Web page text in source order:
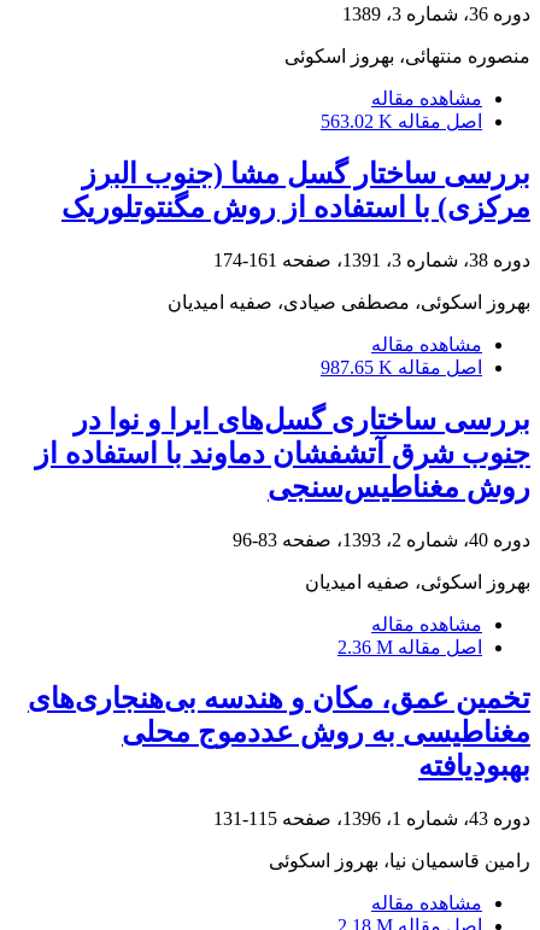
دوره 36، شماره 3، 1389
منصوره منتهائی، بهروز اسکوئی
مشاهده مقاله
اصل مقاله 563.02 K
بررسی ساختار گسل مشا (جنوب البرز
مرکزی) با استفاده از روش مگنتوتلوریک
دوره 38، شماره 3، 1391، صفحه 161-174
بهروز اسکوئی، مصطفی صیادی، صفیه امیدیان
مشاهده مقاله
اصل مقاله 987.65 K
بررسی ساختاری گسل‌‌های ایرا و نوا در
جنوب شرق آتشفشان دماوند با استفاده از
روش مغناطیس‌سنجی
دوره 40، شماره 2، 1393، صفحه 83-96
بهروز اسکوئی، صفیه امیدیان
مشاهده مقاله
اصل مقاله 2.36 M
تخمین عمق، مکان و هندسه بی‌هنجاری‌های
مغناطیسی به روش عددموج محلی
بهبودیافته
دوره 43، شماره 1، 1396، صفحه 115-131
رامین قاسمیان نیا، بهروز اسکوئی
مشاهده مقاله